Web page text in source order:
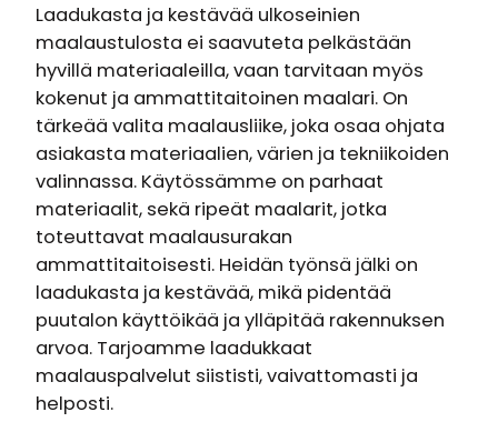
Laadukasta ja kestävää ulkoseinien
maalaustulosta ei saavuteta pelkästään
hyvillä materiaaleilla, vaan tarvitaan myös
kokenut ja ammattitaitoinen maalari. On
tärkeää valita maalausliike, joka osaa ohjata
asiakasta materiaalien, värien ja tekniikoiden
valinnassa. Käytössämme on parhaat
materiaalit, sekä ripeät maalarit, jotka
toteuttavat maalausurakan
ammattitaitoisesti. Heidän työnsä jälki on
laadukasta ja kestävää, mikä pidentää
puutalon käyttöikää ja ylläpitää rakennuksen
arvoa. Tarjoamme laadukkaat
maalauspalvelut siististi, vaivattomasti ja
helposti.